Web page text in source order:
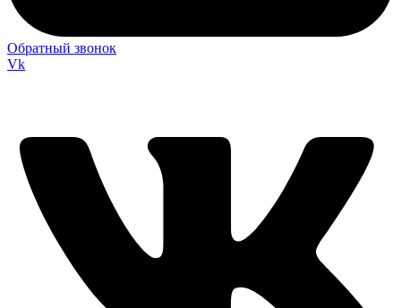
Обратный звонок
Vk